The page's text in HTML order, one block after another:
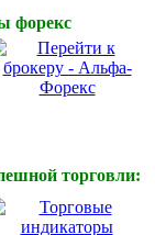
форекс
торговли: